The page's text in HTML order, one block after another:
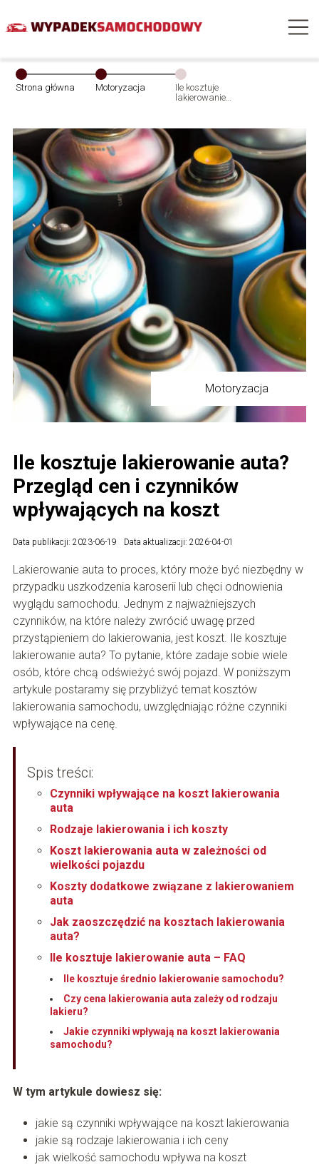
Strona główna Motoryzacja
Ile kosztuje
lakierowanie
wpływających
na koszt
Motoryzacja
Ile kosztuje lakierowanie auta?
Przegląd cen i czynników
wpływających na koszt
Data publikacji: 2023-06-19 Data aktualizacji: 2026-04-01
Lakierowanie auta to proces, który może być niezbędny w
przypadku uszkodzenia karoserii lub chęci odnowienia
wyglądu samochodu. Jednym z najważniejszych
czynników, na które należy zwrócić uwagę przed
przystąpieniem do lakierowania, jest koszt. Ile kosztuje
lakierowanie auta? To pytanie, które zadaje sobie wiele
osób, które chcą odświeżyć swój pojazd. W poniższym
artykule postaramy się przybliżyć temat kosztów
lakierowania samochodu, uwzględniając różne czynniki
wpływające na cenę.
Spis treści:
Czynniki wpływające na koszt lakierowania
auta
Rodzaje lakierowania i ich koszty
Koszt lakierowania auta w zależności od
wielkości pojazdu
Koszty dodatkowe związane z lakierowaniem
auta
Jak zaoszczędzić na kosztach lakierowania
auta?
Ile kosztuje lakierowanie auta – FAQ
Ile kosztuje średnio lakierowanie samochodu?
Czy cena lakierowania auta zależy od rodzaju
lakieru?
Jakie czynniki wpływają na koszt lakierowania
samochodu?
W tym artykule dowiesz się:
jakie są czynniki wpływające na koszt lakierowania
jakie są rodzaje lakierowania i ich ceny
jak wielkość samochodu wpływa na koszt